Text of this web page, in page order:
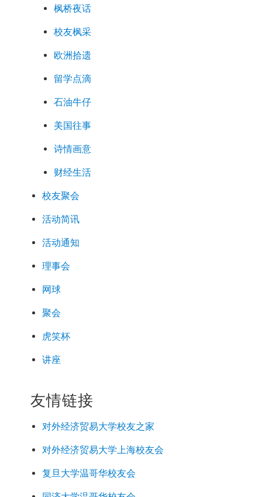
枫桥夜话
校友枫采
欧洲拾遗
留学点滴
石油牛仔
美国往事
诗情画意
财经生活
校友聚会
活动简讯
活动通知
理事会
网球
聚会
虎笑杯
讲座
友情链接
对外经济贸易大学校友之家
对外经济贸易大学上海校友会
复旦大学温哥华校友会